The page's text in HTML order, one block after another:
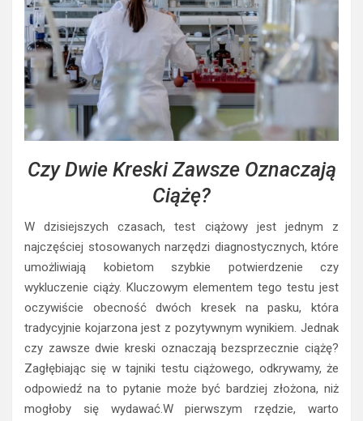
Czy Dwie Kreski Zawsze Oznaczają
Ciążę?
W dzisiejszych czasach, test ciążowy jest jednym z
najczęściej stosowanych narzędzi diagnostycznych, które
umożliwiają kobietom szybkie potwierdzenie czy
wykluczenie ciąży. Kluczowym elementem tego testu jest
oczywiście obecność dwóch kresek na pasku, która
tradycyjnie kojarzona jest z pozytywnym wynikiem. Jednak
czy zawsze dwie kreski oznaczają bezsprzecznie ciążę?
Zagłębiając się w tajniki testu ciążowego, odkrywamy, że
odpowiedź na to pytanie może być bardziej złożona, niż
mogłoby się wydawać.W pierwszym rzędzie, warto